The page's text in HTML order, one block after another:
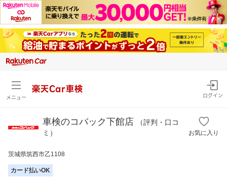
メニュー
楽天Car車検
ログイン
車検のコバック下館店
（評判・口コ
ミ）
お気に入り
茨城県筑西市乙1108
カード払いOK